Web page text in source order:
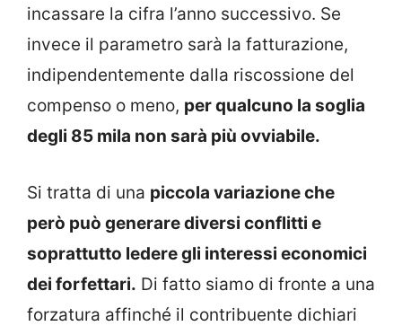
incassare la cifra l’anno successivo. Se
invece il parametro sarà la fatturazione,
indipendentemente dalla riscossione del
compenso o meno, per qualcuno la soglia
degli 85 mila non sarà più ovviabile.
Si tratta di una piccola variazione che
però può generare diversi conflitti e
soprattutto ledere gli interessi economici
dei forfettari. Di fatto siamo di fronte a una
forzatura affinché il contribuente dichiari